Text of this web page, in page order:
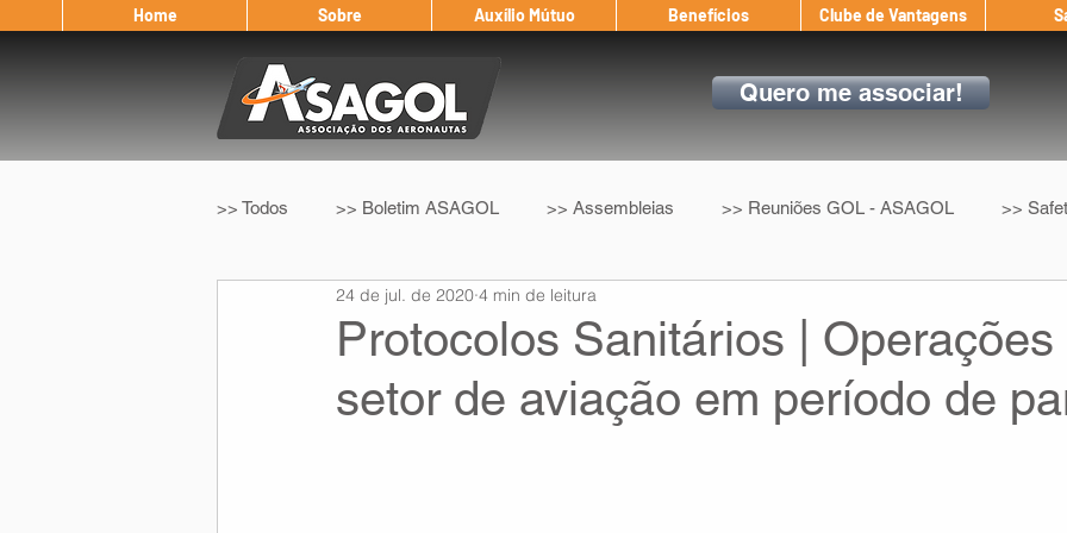
Home Sobre Auxílio Mútuo Benefícios Clube de Vantagens
Quero me associar!
>> Todos >> Boletim ASAGOL >> Assembleias >> Reuniões GOL - ASAGOL >>
>> Legislação >> IFALPA >> Convenção Coletiva
Eleição ASAGOL Safety Window Auxílio Mútuo Depoimentos Amigo da ASAGOL
Protocolos Sanitários | Operações
setor de aviação em período de
24 de jul. de 2020 4 min de leitura